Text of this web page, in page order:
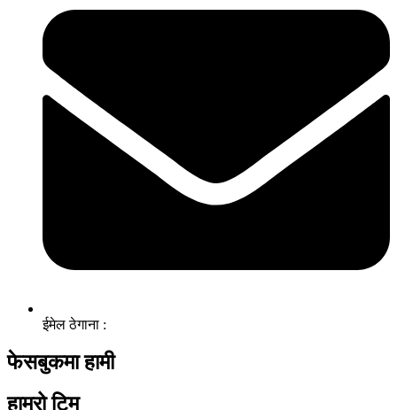
ईमेल ठेगाना :
फेसबुकमा हामी
हाम्रो टिम